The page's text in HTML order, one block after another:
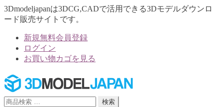
3Dmodeljapanは3DCG,CADで活用できる3Dモデルダウンロ
ード販売サイトです。
新規無料会員登録
ログイン
お買い物カゴを見る
ナ
ビ
ゲ
コ
ン
テ
検
検索